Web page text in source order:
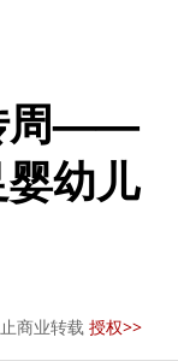
周——
幼儿
商业转载 授权>>